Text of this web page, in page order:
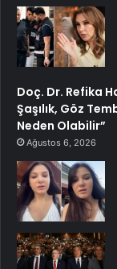
Doç. Dr. Refika
Şaşılık, Göz
Neden Olabilir”
Ağustos 6, 2026